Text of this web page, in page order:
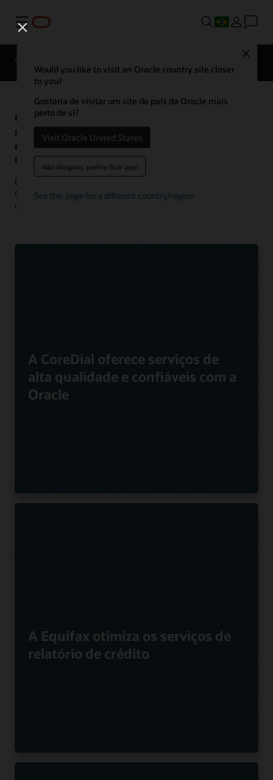
Menu
Would you like to visit an Oracle country site closer
to you?
Gostaria de visitar um site de país da Oracle mais
perto de si?
Visit Oracle United States
Não obrigado, prefiro ficar aqui
See this page for a different country/region
Soluções
Casos de
sucesso de
clientes do
Oracle Communications
Descubra como os clientes estão usando as soluções
Oracle Communications para impulsionar a inovação e
oferecer a melhor experiência aos hóspedes.
A CoreDial oferece serviços de
alta qualidade e confiáveis com a
Oracle
A Equifax otimiza os serviços de
relatório de crédito